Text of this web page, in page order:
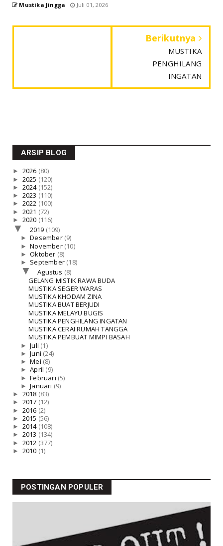
Mustika Jingga Juli 01, 2026
Berikutnya
MUSTIKA
PENGHILANG
INGATAN
ARSIP BLOG
► 2026 (80)
► 2025 (120)
► 2024 (152)
► 2023 (110)
► 2022 (100)
► 2021 (72)
► 2020 (116)
▼ 2019 (109)
►Desember (9)
►November (10)
►Oktober (8)
► September (18)
▼Agustus (8)
GELANG MISTIK RAWA BUDA
MUSTIKA SEGER WARAS
MUSTIKA KHODAM ZINA
MUSTIKA BUAT BERJUDI
MUSTIKA MELAYU BUGIS
MUSTIKA PENGHILANG INGATAN
MUSTIKA CERAI RUMAH TANGGA
MUSTIKA PEMBUAT MIMPI BASAH
►Juli (1)
►Juni (24)
►Mei (8)
►April (9)
►Februari (5)
►Januari (9)
► 2018 (83)
► 2017 (12)
► 2016 (2)
► 2015 (56)
► 2014 (108)
► 2013 (134)
► 2012 (377)
► 2010 (1)
POSTINGAN POPULER